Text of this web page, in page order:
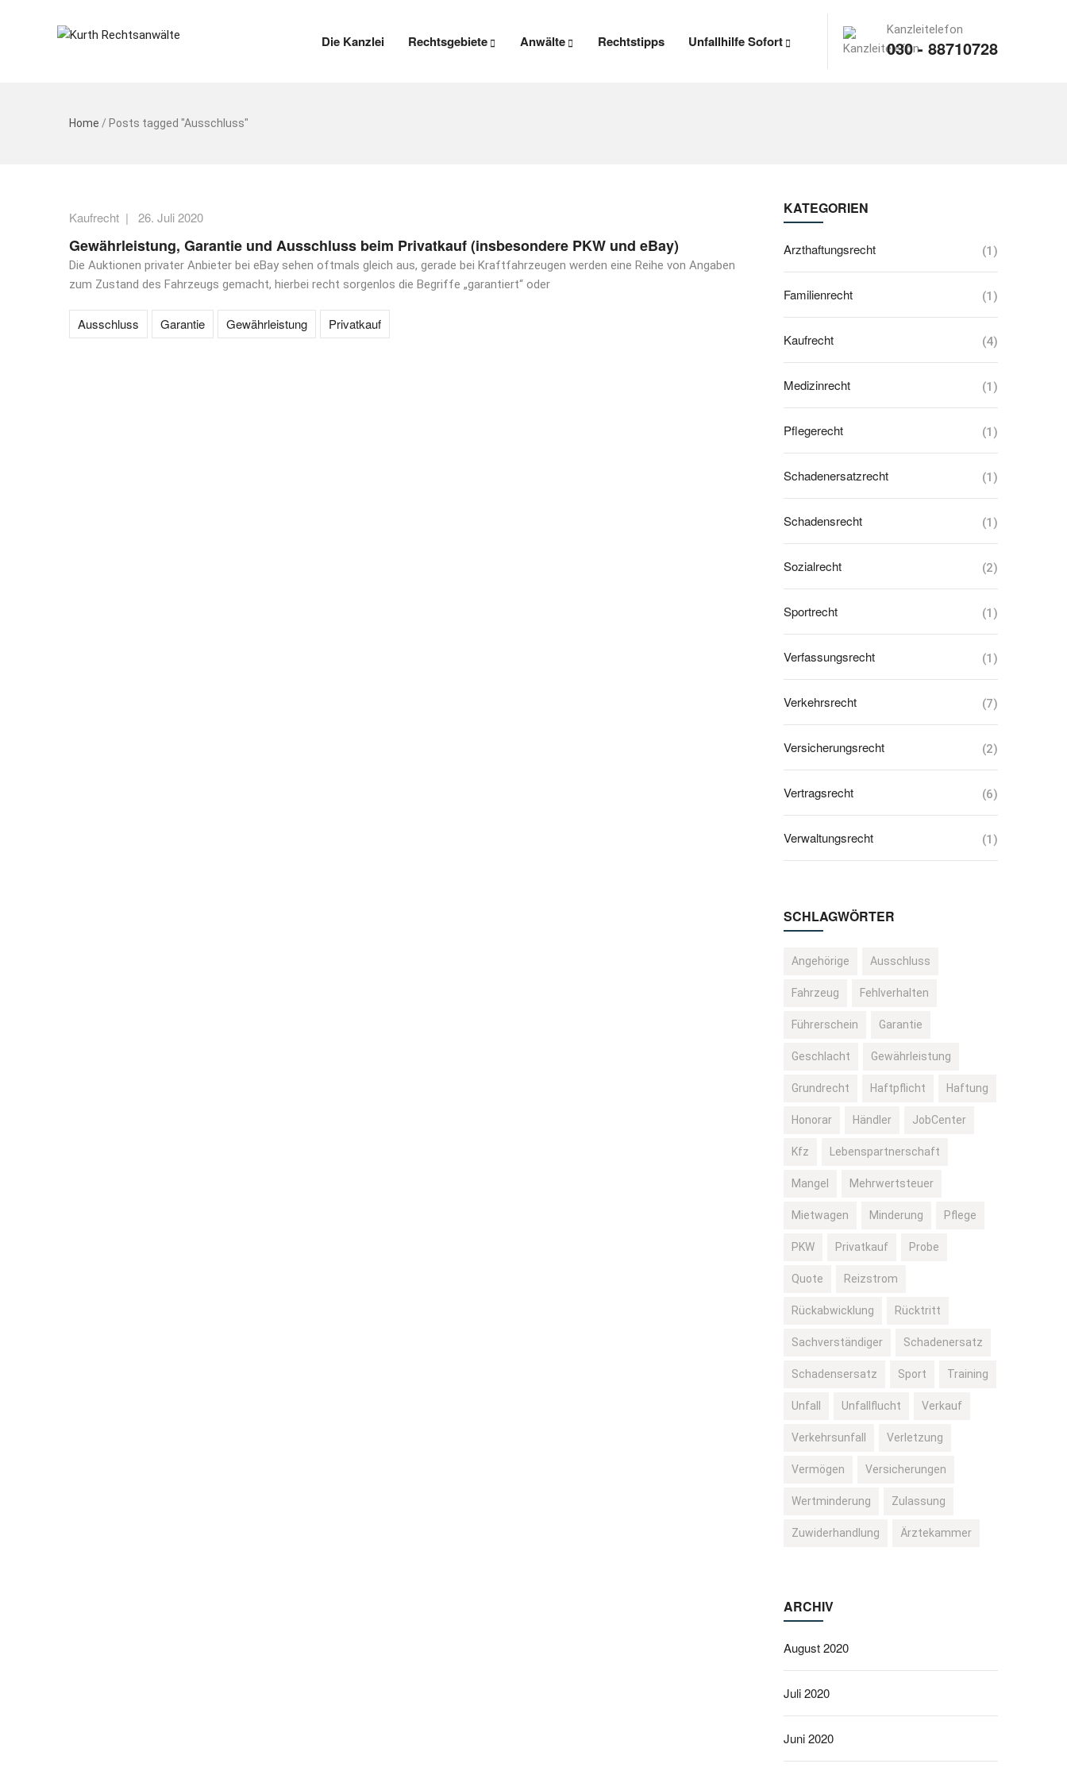
Die Kanzlei Rechtsgebiete Anwälte Rechtstipps Unfallhilfe Sofort
Kanzleitelefon
030 - 88710728
Home / Posts tagged "Ausschluss"
Kaufrecht | 26. Juli 2020
Gewährleistung, Garantie und Ausschluss beim Privatkauf (insbesondere PKW und eBay)
Die Auktionen privater Anbieter bei eBay sehen oftmals gleich aus, gerade bei Kraftfahrzeugen werden eine Reihe von Angaben
zum Zustand des Fahrzeugs gemacht, hierbei recht sorgenlos die Begriffe „garantiert“ oder
Ausschluss Garantie Gewährleistung Privatkauf
KATEGORIEN
Arzthaftungsrecht (1)
Familienrecht (1)
Kaufrecht (4)
Medizinrecht (1)
Pflegerecht (1)
Schadenersatzrecht (1)
Schadensrecht (1)
Sozialrecht (2)
Sportrecht (1)
Verfassungsrecht (1)
Verkehrsrecht (7)
Versicherungsrecht (2)
Vertragsrecht (6)
Verwaltungsrecht (1)
SCHLAGWÖRTER
Angehörige Ausschluss
Fahrzeug Fehlverhalten
Führerschein Garantie
Geschlacht Gewährleistung
Grundrecht Haftpflicht Haftung
Honorar Händler JobCenter
Kfz Lebenspartnerschaft
Mangel Mehrwertsteuer
Mietwagen Minderung Pflege
PKW Privatkauf Probe
Quote Reizstrom
Rückabwicklung Rücktritt
Sachverständiger Schadenersatz
Schadensersatz Sport Training
Unfall Unfallflucht Verkauf
Verkehrsunfall Verletzung
Vermögen Versicherungen
Wertminderung Zulassung
Zuwiderhandlung Ärztekammer
ARCHIV
August 2020
Juli 2020
Juni 2020